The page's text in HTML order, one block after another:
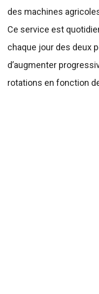
des machines
Ce service est
chaque jour des deux
d’augmenter
rotations en fonction